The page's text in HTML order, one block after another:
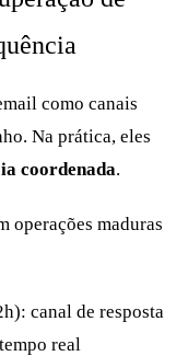
como canais
Na prática, eles
coordenada.
operações maduras
canal de resposta
real